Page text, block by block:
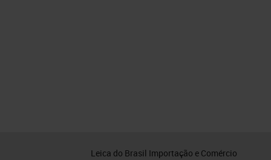
Leica do Brasil Importação e Comércio